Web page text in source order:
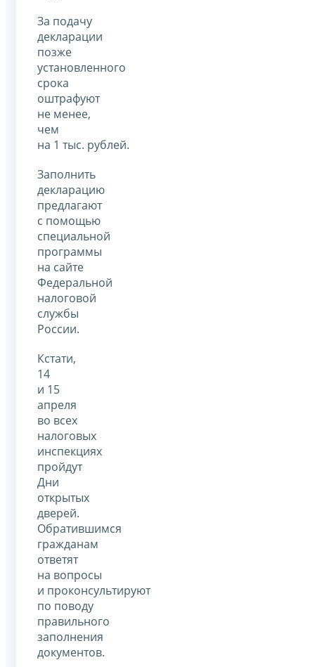
За подачу
декларации
позже
установленного
срока
оштрафуют
не менее,
чем
на 1 тыс. рублей.
Заполнить
декларацию
предлагают
с помощью
специальной
программы
на сайте
Федеральной
налоговой
службы
России.
Кстати,
14
и 15
апреля
во всех
налоговых
инспекциях
пройдут
Дни
открытых
дверей.
Обратившимся
гражданам
ответят
на вопросы
и проконсультируют
по поводу
правильного
заполнения
документов.